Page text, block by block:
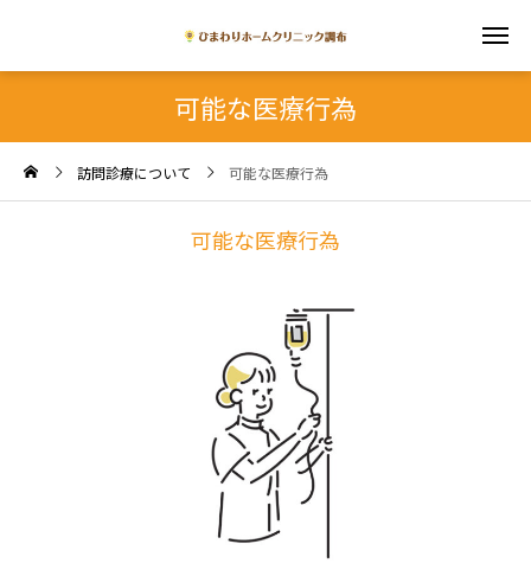
可能な医療行為
訪問診療について 可能な医療行為
可能な医療行為